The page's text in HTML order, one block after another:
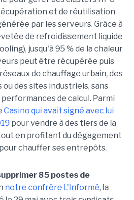
et de réutilisation
par les serveurs. Grâce à
de refroidissement liquide
jusqu'à 95 % de la chaleur
peut être récupérée puis
de chauffage urbain, des
des sites industriels, sans
de calcul. Parmi
Casino qui avait signé avec lui
pour vendre à des tiers de la
en profitant du dégagement
chauffer ses entrepôts.
85 postes de
notre confrère L'Informé, la